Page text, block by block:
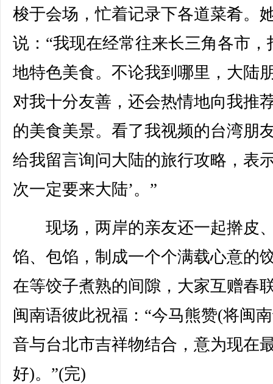
梭于会场，忙着记录下各道菜肴。
说：“我现在经常往来长三角各市，
地特色美食。不论我到哪里，大陆
对我十分友善，还会热情地向我推
的美食美景。看了我视频的台湾朋
给我留言询问大陆的旅行攻略，表
次一定要来大陆’。”
现场，两岸的亲友还一起擀皮
馅、包馅，制成一个个满载心意的
在等饺子煮熟的间隙，大家互赠春
闽南语彼此祝福：“今马熊赞(将闽
音与台北市吉祥物结合，意为现在
好)。”(完)